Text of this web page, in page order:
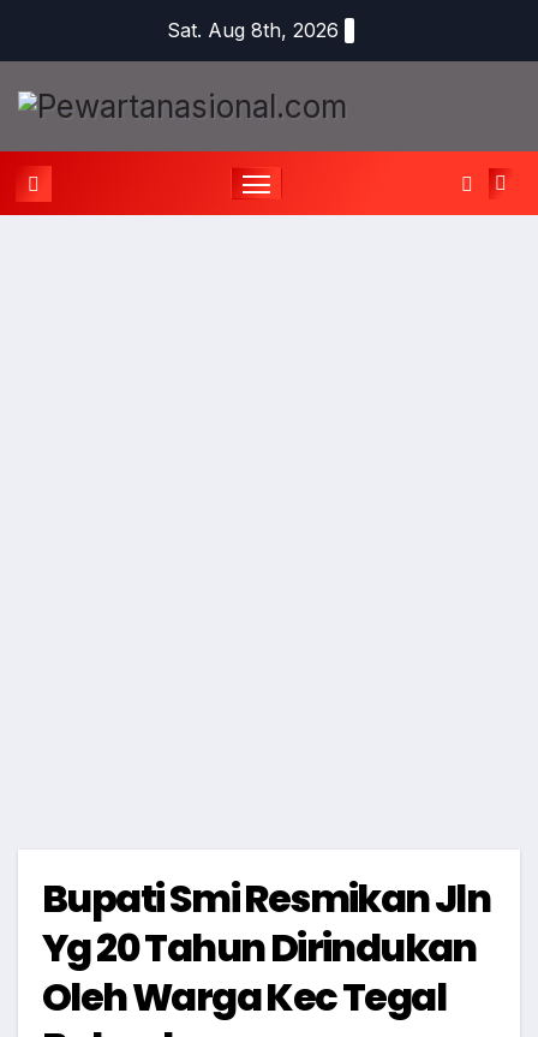
Sat. Aug 8th, 2026
Bupati Smi Resmikan Jln
Yg 20 Tahun Dirindukan
Oleh Warga Kec Tegal